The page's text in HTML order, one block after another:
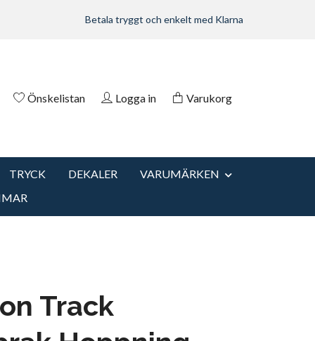
Betala tryggt och enkelt med Klarna
Önskelistan Logga in Varukorg
TRYCK DEKALER
VARUMÄRKEN
Track